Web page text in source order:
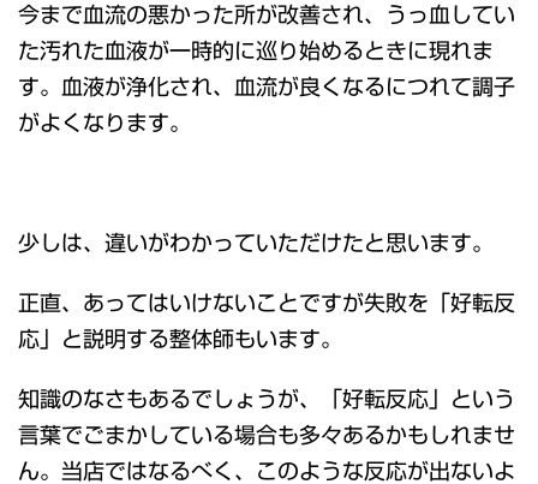
今まで血流の悪かった所が改善され、うっ血してい
た汚れた血液が一時的に巡り始めるときに現れま
す。血液が浄化され、血流が良くなるにつれて調子
がよくなります。
少しは、違いがわかっていただけたと思います。
正直、あってはいけないことですが失敗を「好転反
応」と説明する整体師もいます。
知識のなさもあるでしょうが、「好転反応」という
言葉でごまかしている場合も多々あるかもしれませ
ん。当店ではなるべく、このような反応が出ないよ